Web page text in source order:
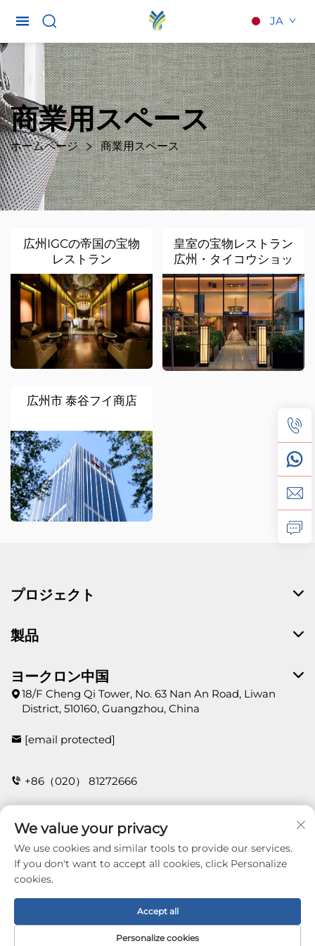
JA
商業用スペース
ホームページ 商業用スペース
広州IGCの帝国の宝物
レストラン
皇室の宝物レストラン
広州・タイコウショッ
ピングセンター
広州市 泰谷フイ商店
プロジェクト
製品
ヨークロン中国
18/F Cheng Qi Tower, No. 63 Nan An Road, Liwan
District, 510160, Guangzhou, China
[email protected]
+86（020） 81272666
お問い合わせ
Copyright © 2026 Guangzhou Yorklon Wallcoverings
Limited. All right reserved -
We value your privacy
We use cookies and similar tools to provide our services.
If you don't want to accept all cookies, click Personalize
cookies.
Personalize cookies
Accept all